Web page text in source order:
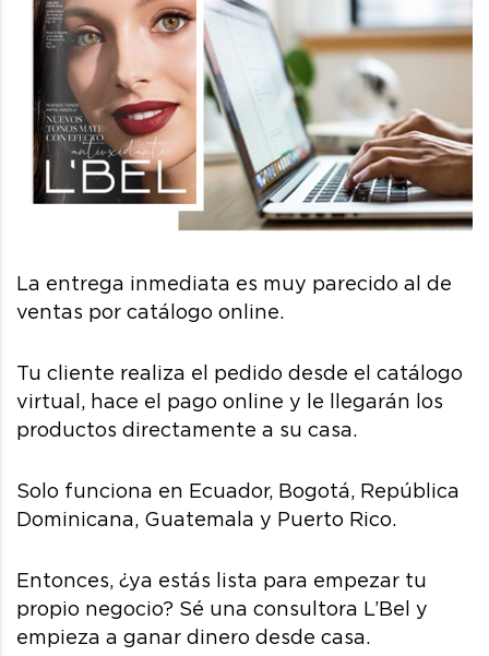
La entrega inmediata es muy parecido al de
ventas por catálogo online.
Tu cliente realiza el pedido desde el catálogo
virtual, hace el pago online y le llegarán los
productos directamente a su casa.
Solo funciona en Ecuador, Bogotá, República
Dominicana, Guatemala y Puerto Rico.
Entonces, ¿ya estás lista para empezar tu
propio negocio? Sé una consultora L’Bel y
empieza a ganar dinero desde casa.